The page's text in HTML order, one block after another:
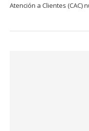
Atención a Clientes (CAC)